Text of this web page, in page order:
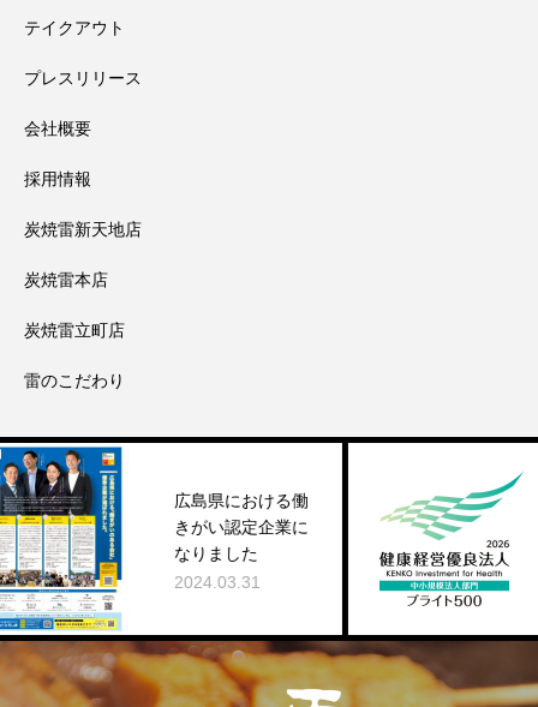
テイクアウト
プレスリリース
会社概要
採用情報
炭焼雷新天地店
炭焼雷本店
炭焼雷立町店
雷のこだわり
広島県における働
きがい認定企業に
なりました
2024.03.31
健康経
026ブ